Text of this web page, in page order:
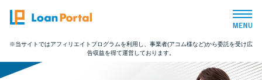
トップページ
※当サイトではアフィリエイトプログラムを利用し、事業者(アコム様など)から委託を受け広
告収益を得て運営しております。